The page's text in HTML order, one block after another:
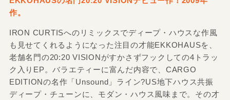
作。
IRON CURTISへのリミックスでディープ・ハウスな作風
も見せてくれるようになった注目の才能EKKOHAUSを、
老舗名門の20:20 VISIONがすかさずフックしての4トラッ
ク入りEP。バラエティーに富んだ内容で、CARGO
EDITIONの名作「Unsound」ライン?US地下ハウス共振
ディープ・チューンに、モダン・ハウス風味まで。その才